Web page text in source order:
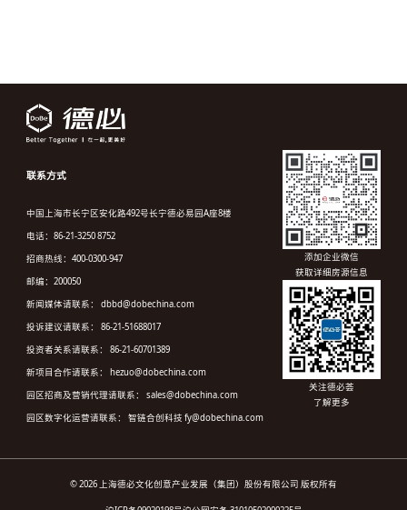
联系方式
中国上海市长宁区安化路492号长宁德必易园A座8楼
电话：86-21-3250 8752
招商热线：400-0300-947
邮编：200050
新闻媒体请联系： dbbd@dobechina.com
投诉建议请联系： 86-21-51688017
投资者关系请联系： 86-21-60701389
新项目合作请联系： hezuo@dobechina.com
园区招商及营销代理请联系： sales@dobechina.com
园区数字化运营请联系： 智链合创科技 fy@dobechina.com
添加企业微信
获取详细房源信息
关注德必荟
了解更多
© 2026 上海德必文化创意产业发展（集团）股份有限公司 版权所有